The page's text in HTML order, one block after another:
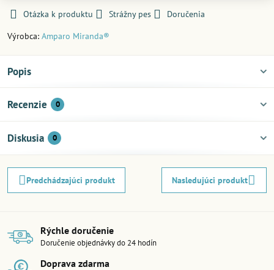
Otázka k produktu Strážny pes
Doručenia
Výrobca: Amparo Miranda®
Popis
Recenzie 0
Diskusia 0
Predchádzajúci produkt Nasledujúci produkt
Rýchle doručenie
Doručenie objednávky do 24 hodín
Doprava zdarma